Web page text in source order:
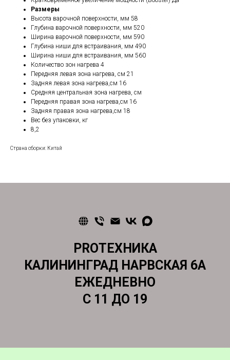
Размеры
Высота варочной поверхности, мм 58
Глубина варочной поверхности, мм 520
Ширина варочной поверхности, мм 590
Глубина ниши для встраивания, мм 490
Ширина ниши для встраивания, мм 560
Количество зон нагрева 4
Передняя левая зона нагрева, см 21
Задняя левая зона нагрева,см 16
Средняя центральная зона нагрева, см
Передняя правая зона нагрева,см 16
Задняя правая зона нагрева,см 18
Вес без упаковки, кг
8,2
Страна сборки: Китай
PROТЕХНИКА
КАЛИНИНГРАД НАРВСКАЯ 6А
ЕЖЕДНЕВНО
С 11 ДО 19